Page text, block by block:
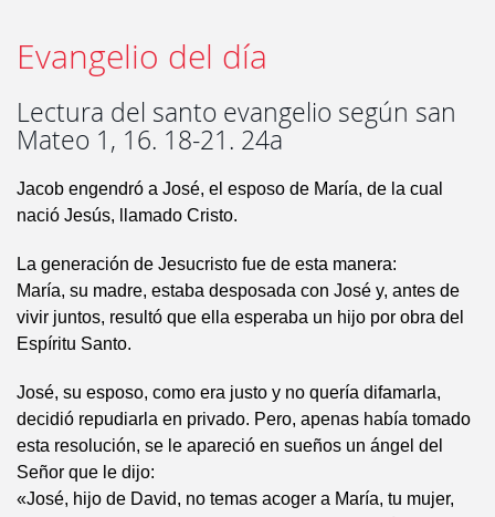
Evangelio del día
Lectura del santo evangelio según san
Mateo 1, 16. 18-21. 24a
Jacob engendró a José, el esposo de María, de la cual
nació Jesús, llamado Cristo.
La generación de Jesucristo fue de esta manera:
María, su madre, estaba desposada con José y, antes de
vivir juntos, resultó que ella esperaba un hijo por obra del
Espíritu Santo.
José, su esposo, como era justo y no quería difamarla,
decidió repudiarla en privado. Pero, apenas había tomado
esta resolución, se le apareció en sueños un ángel del
Señor que le dijo:
«José, hijo de David, no temas acoger a María, tu mujer,